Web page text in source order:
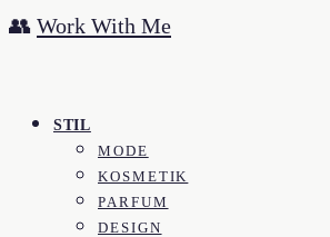
👥 Work With Me
STIL
MODE
KOSMETIK
PARFUM
DESIGN